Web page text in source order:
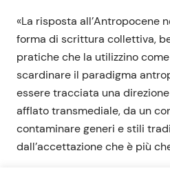
«La risposta all’Antropocene
forma di scrittura collettiva,
pratiche che la utilizzino
scardinare il paradigma
essere tracciata una
afflato transmediale, da un
contaminare generi e stili
dall’accettazione che è più